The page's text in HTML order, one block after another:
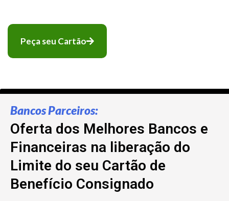
Peça seu Cartão
Bancos Parceiros:
Oferta dos Melhores Bancos e
Financeiras na liberação do
Limite do seu Cartão de
Benefício Consignado